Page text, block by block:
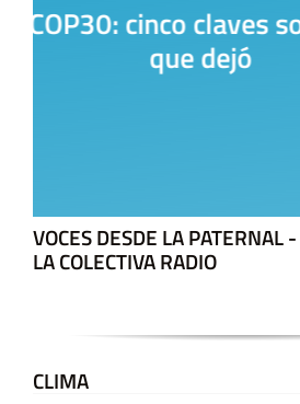
La Casa del
VOCES DESDE LA PATERNAL
LA COLECTIVA RADIO
CLIMA